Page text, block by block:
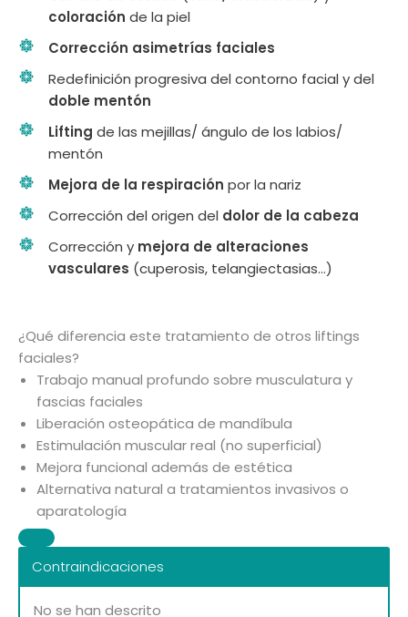
coloración de la piel
Corrección asimetrías faciales
Redefinición progresiva del contorno facial y del
doble mentón
Lifting de las mejillas/ ángulo de los labios/
mentón
Mejora de la respiración por la nariz
Corrección del origen del dolor de la cabeza
Corrección y mejora de alteraciones
vasculares (cuperosis, telangiectasias…)
¿Qué diferencia este tratamiento de otros liftings
faciales?
Trabajo manual profundo sobre musculatura y
fascias faciales
Liberación osteopática de mandíbula
Estimulación muscular real (no superficial)
Mejora funcional además de estética
Alternativa natural a tratamientos invasivos o
aparatología
Contraindicaciones
No se han descrito